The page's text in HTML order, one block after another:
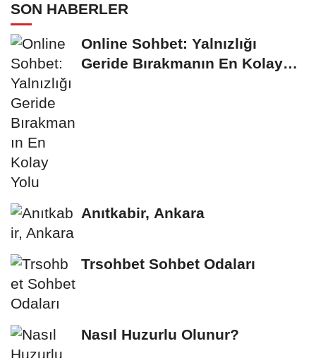
SON HABERLER
Online Sohbet: Yalnızlığı
Geride Bırakmanın En Kolay
Anıtkabir, Ankara
Trsohbet Sohbet Odaları
Nasıl Huzurlu Olunur?